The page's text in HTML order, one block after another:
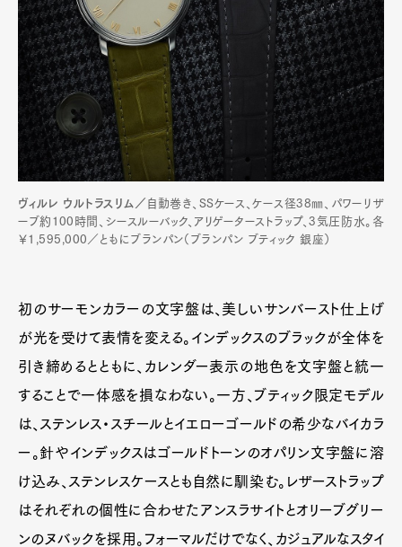
ヴィルレ ウルトラスリム／ 自動巻き、SSケース、ケース径38㎜、パワーリザ
ーブ約100時間、シースルーバック、アリゲーターストラップ、3気圧防水。各
￥1,595,000／ともにブランパン（ブランパン ブティック 銀座）
初のサーモンカラーの文字盤は、美しいサンバースト仕上げ
が光を受けて表情を変える。インデックスのブラックが全体を
引き締めるとともに、カレンダー表示の地色を文字盤と統一
することで一体感を損なわない。一方、ブティック限定モデル
は、ステンレス・スチールとイエローゴールドの希少なバイカラ
ー。針やインデックスはゴールドトーンのオパリン文字盤に溶
け込み、ステンレスケースとも自然に馴染む。レザーストラップ
はそれぞれの個性に合わせたアンスラサイトとオリーブグリー
ンのヌバックを採用。フォーマルだけでなく、カジュアルなスタイ